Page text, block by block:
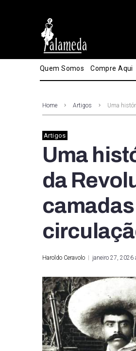
Quem Somos Compre Aqui
Home Artigos Uma
Artigos
Uma
da
Haroldo Ceravolo janeiro 27, 2026